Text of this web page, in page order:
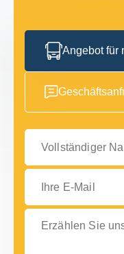
Angebot für
Vollständiger Name
Ihre E-Mail
Erzählen Sie uns